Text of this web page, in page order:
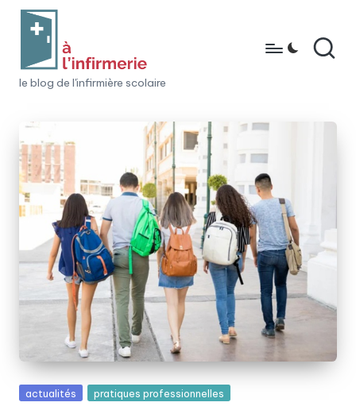
content
à
l'i
n
fi
r
m
e
e
le blog de l'infirmière scolaire
Posted
actualités pratiques professionnelles